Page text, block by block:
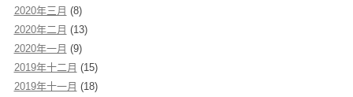
2020年三月 (8)
2020年二月 (13)
2020年一月 (9)
2019年十二月 (15)
2019年十一月 (18)